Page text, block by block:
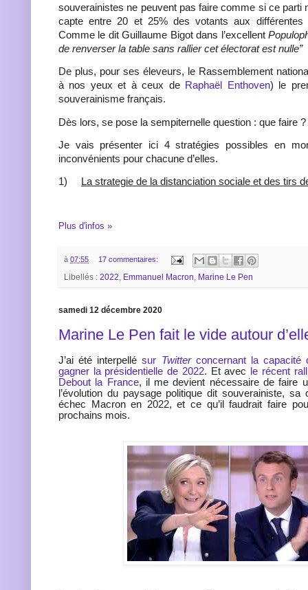
souverainistes ne peuvent pas faire comme si ce parti
capte entre 20 et 25% des votants aux différentes
Comme le dit Guillaume Bigot dans l’excellent
de renverser la table sans rallier cet électorat est nulle”
De plus, pour ses éleveurs, le Rassemblement
à nos yeux et à ceux de Raphaël Enthoven) le
souverainisme français.
Dès lors, se pose la sempiternelle question : que faire ?
Je vais présenter ici 4 stratégies possibles en
inconvénients pour chacune d’elles.
1) La strategie de la distanciation sociale et des tirs
Plus d'infos »
à 07:55 17 commentaires:
Libellés : 2022 Emmanuel Macron Marine Le Pen
samedi 12 décembre 2020
Marine Le Pen fait le vide autour
J’ai été interpellésur Twitterconcernant la capacité
gagner la présidentielle de 2022. Et avec
le récent
Debout la France, il me devient nécessaire de faire
l’évolution du paysage politique dit souverainiste,
échec Macron en 2022, et ce qu’il faudrait faire
prochains mois.